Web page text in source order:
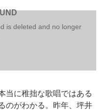
当に稚拙な歌唱ではある
のがわかる。昨年、坪井